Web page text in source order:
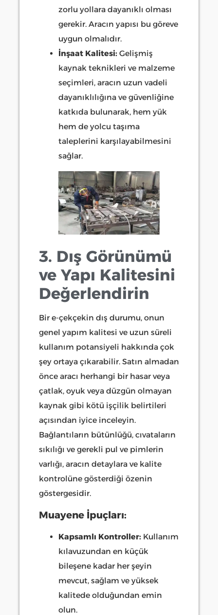
zorlu yollara dayanıklı olması
gerekir. Aracın yapısı bu göreve
uygun olmalıdır.
İnşaat Kalitesi: Gelişmiş
kaynak teknikleri ve malzeme
seçimleri, aracın uzun vadeli
dayanıklılığına ve güvenliğine
katkıda bulunarak, hem yük
hem de yolcu taşıma
taleplerini karşılayabilmesini
sağlar.
3. Dış Görünümü
ve Yapı Kalitesini
Değerlendirin
Bir e-çekçekin dış durumu, onun
genel yapım kalitesi ve uzun süreli
kullanım potansiyeli hakkında çok
şey ortaya çıkarabilir. Satın almadan
önce aracı herhangi bir hasar veya
çatlak, oyuk veya düzgün olmayan
kaynak gibi kötü işçilik belirtileri
açısından iyice inceleyin.
Bağlantıların bütünlüğü, cıvataların
sıkılığı ve gerekli pul ve pimlerin
varlığı, aracın detaylara ve kalite
kontrolüne gösterdiği özenin
göstergesidir.
Muayene İpuçları:
Kapsamlı Kontroller: Kullanım
kılavuzundan en küçük
bileşene kadar her şeyin
mevcut, sağlam ve yüksek
kalitede olduğundan emin
olun.